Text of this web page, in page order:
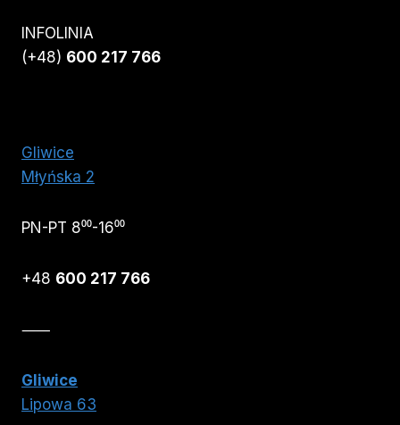
INFOLINIA
(+48) 600 217 766
Gliwice
Młyńska 2
PN-PT 8⁰⁰-16⁰⁰
+48 600 217 766
⸺
Gliwice
Lipowa 63